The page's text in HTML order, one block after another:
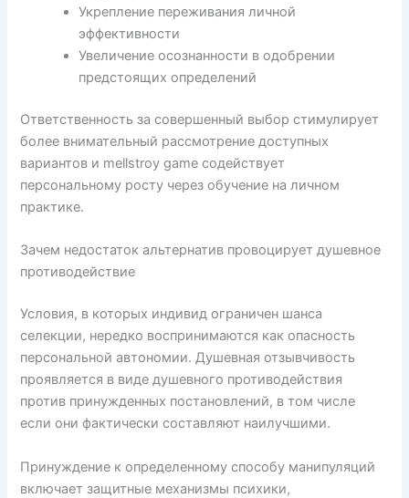
Укрепление переживания личной
эффективности
Увеличение осознанности в одобрении
предстоящих определений
Ответственность за совершенный выбор стимулирует
более внимательный рассмотрение доступных
вариантов и mellstroy game содействует
персональному росту через обучение на личном
практике.
Зачем недостаток альтернатив провоцирует душевное
противодействие
Условия, в которых индивид ограничен шанса
селекции, нередко воспринимаются как опасность
персональной автономии. Душевная отзывчивость
проявляется в виде душевного противодействия
против принужденных постановлений, в том числе
если они фактически составляют наилучшими.
Принуждение к определенному способу манипуляций
включает защитные механизмы психики,